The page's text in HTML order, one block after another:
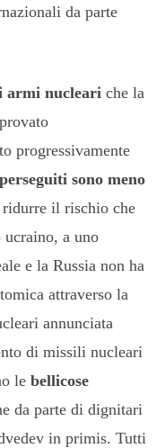
da parte
armi nucleari che la
progressivamente
sono meno
il rischio che
ucraino, a uno
e la Russia non ha
attraverso la
annunciata
di missili nucleari
le bellicose
da parte di dignitari
in primis. Tutti